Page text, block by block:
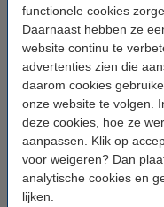
functionele cookies
Daarnaast hebben ze
website continu te
advertenties zien die
daarom cookies
onze website te volgen.
deze cookies, hoe ze
aanpassen. Klik op
voor weigeren? Dan
analytische cookies en
lijken.
Gaat u van
verlichting of wilt u thuis
Met onze
stroomkosten u kunt
Blogs over
In ons assortiment vindt
Naast alle technische
installeren van led
helpcentrum kunt u ook